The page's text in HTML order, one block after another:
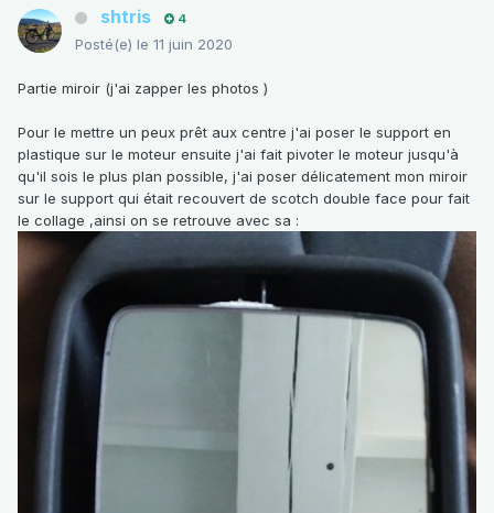
shtris 4
Posté(e) le 11 juin 2020
Partie miroir (j'ai zapper les photos )
Pour le mettre un peux prêt aux centre j'ai poser le support en
plastique sur le moteur ensuite j'ai fait pivoter le moteur jusqu'à
qu'il sois le plus plan possible, j'ai poser délicatement mon miroir
sur le support qui était recouvert de scotch double face pour fait
le collage ,ainsi on se retrouve avec sa :